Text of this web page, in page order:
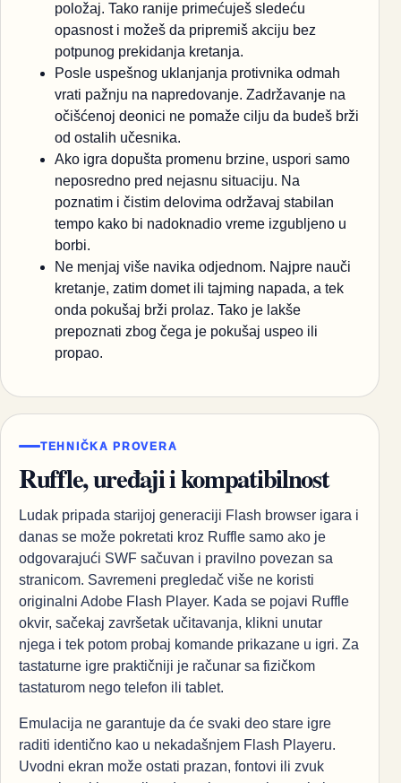
položaj. Tako ranije primećuješ sledeću
opasnost i možeš da pripremiš akciju bez
potpunog prekidanja kretanja.
Posle uspešnog uklanjanja protivnika odmah
vrati pažnju na napredovanje. Zadržavanje na
očišćenoj deonici ne pomaže cilju da budeš brži
od ostalih učesnika.
Ako igra dopušta promenu brzine, uspori samo
neposredno pred nejasnu situaciju. Na
poznatim i čistim delovima održavaj stabilan
tempo kako bi nadoknadio vreme izgubljeno u
borbi.
Ne menjaj više navika odjednom. Najpre nauči
kretanje, zatim domet ili tajming napada, a tek
onda pokušaj brži prolaz. Tako je lakše
prepoznati zbog čega je pokušaj uspeo ili
propao.
TEHNIČKA PROVERA
Ruffle, uređaji i kompatibilnost
Ludak pripada starijoj generaciji Flash browser igara i
danas se može pokretati kroz Ruffle samo ako je
odgovarajući SWF sačuvan i pravilno povezan sa
stranicom. Savremeni pregledač više ne koristi
originalni Adobe Flash Player. Kada se pojavi Ruffle
okvir, sačekaj završetak učitavanja, klikni unutar
njega i tek potom probaj komande prikazane u igri. Za
tastaturne igre praktičniji je računar sa fizičkom
tastaturom nego telefon ili tablet.
Emulacija ne garantuje da će svaki deo stare igre
raditi identično kao u nekadašnjem Flash Playeru.
Uvodni ekran može ostati prazan, fontovi ili zvuk